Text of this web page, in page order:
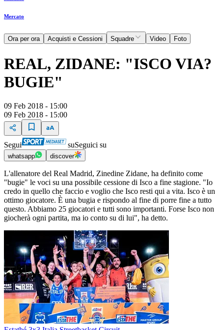
Mercato
Ora per ora Acquisti e Cessioni Squadre Video Foto
REAL, ZIDANE: "ISCO VIA?
BUGIE"
09 Feb 2018 - 15:00
09 Feb 2018 - 15:00
Segui suSeguici su
whatsapp discover
L'allenatore del Real Madrid, Zinedine Zidane, ha definito come
"bugie" le voci su una possibile cessione di Isco a fine stagione. "Io
credo in quello che faccio e voglio che Isco resti qui a vita. Isco è un
ottimo giocatore. È una bugia e rispondo al fine di porre fine a tutto
questo. Abbiamo 25 giocatori e tutti sono importanti. Forse Isco non
giocherà ogni partita, ma io conto su di lui", ha detto.